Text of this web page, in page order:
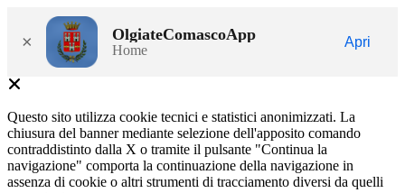
× OlgiateComascoApp
Home
Apri
Questo sito utilizza cookie tecnici e statistici anonimizzati. La
chiusura del banner mediante selezione dell'apposito comando
contraddistinto dalla X o tramite il pulsante "Continua la
navigazione" comporta la continuazione della navigazione in
assenza di cookie o altri strumenti di tracciamento diversi da quelli